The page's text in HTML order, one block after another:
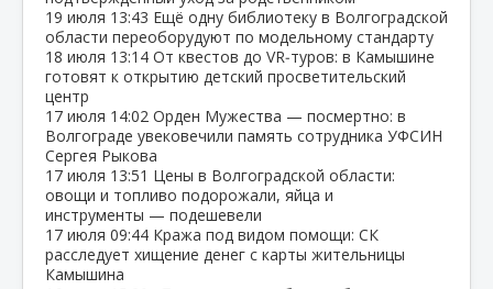
19 июля 13:43 Ещё одну библиотеку в Волгоградской
области переоборудуют по модельному стандарту
18 июля 13:14 От квестов до VR‑туров: в Камышине
готовят к открытию детский просветительский
центр
17 июля 14:02 Орден Мужества — посмертно: в
Волгограде увековечили память сотрудника УФСИН
Сергея Рыкова
17 июля 13:51 Цены в Волгоградской области:
овощи и топливо подорожали, яйца и
инструменты — подешевели
17 июля 09:44 Кража под видом помощи: СК
расследует хищение денег с карты жительницы
Камышина